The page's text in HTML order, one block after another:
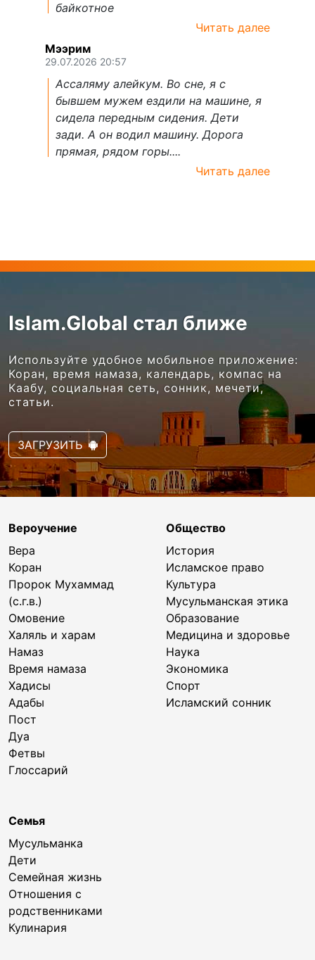
байкотное
Читать далее
Мээрим
29.07.2026 20:57
Ассаляму алейкум. Во сне, я с
бывшем мужем ездили на машине, я
сидела передным сидения. Дети
зади. А он водил машину. Дорога
прямая, рядом горы....
Читать далее
Islam.Global стал ближе
Используйте удобное мобильное приложение:
Коран, время намаза, календарь, компас на
Каабу, социальная сеть, сонник, мечети,
статьи.
ЗАГРУЗИТЬ
Вероучение
Вера
Коран
Пророк Мухаммад
(с.г.в.)
Омовение
Халяль и харам
Намаз
Время намаза
Хадисы
Адабы
Пост
Дуа
Фетвы
Глоссарий
Общество
История
Исламское право
Культура
Мусульманская этика
Образование
Медицина и здоровье
Наука
Экономика
Спорт
Исламский сонник
Семья
Мусульманка
Дети
Семейная жизнь
Отношения с
родственниками
Кулинария